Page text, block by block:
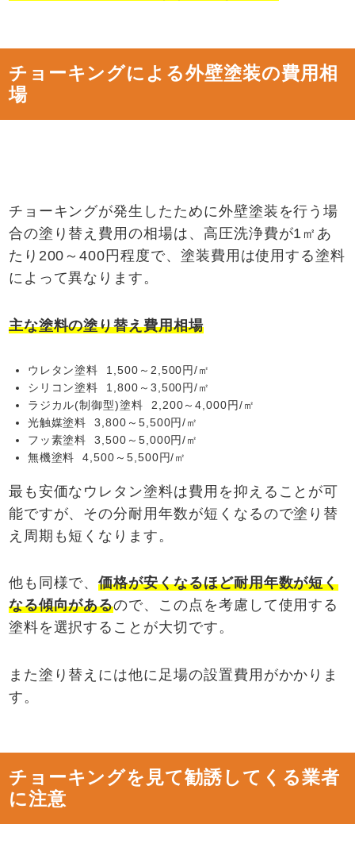
チョーキングによる外壁塗装の費用相
場
チョーキングが発生したために外壁塗装を行う場
合の塗り替え費用の相場は、高圧洗浄費が1㎡あ
たり200～400円程度で、塗装費用は使用する塗料
によって異なります。
主な塗料の塗り替え費用相場
ウレタン塗料 1,500～2,500円/㎡
シリコン塗料 1,800～3,500円/㎡
ラジカル(制御型)塗料 2,200～4,000円/㎡
光触媒塗料 3,800～5,500円/㎡
フッ素塗料 3,500～5,000円/㎡
無機塗料 4,500～5,500円/㎡
最も安価なウレタン塗料は費用を抑えることが可
能ですが、その分耐用年数が短くなるので塗り替
え周期も短くなります。
他も同様で、価格が安くなるほど耐用年数が短く
なる傾向があるので、この点を考慮して使用する
塗料を選択することが大切です。
また塗り替えには他に足場の設置費用がかかりま
す。
チョーキングを見て勧誘してくる業者
に注意